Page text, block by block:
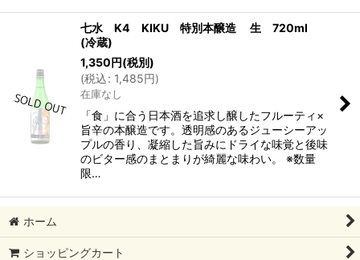
七水 K4 KIKU 特別本醸造 生 720ml
(冷蔵)
1,350円(税別)
(税込: 1,485円)
在庫なし
「食」に合う日本酒を追求し醸したフルーティ×
旨辛の本醸造です。透明感のあるジューシーアッ
プルの香り、凝縮した旨みにドライな味覚と後味
のビター感のまとまりが綺麗な味わい。 ※数量
限…
ホーム
ショッピングカート